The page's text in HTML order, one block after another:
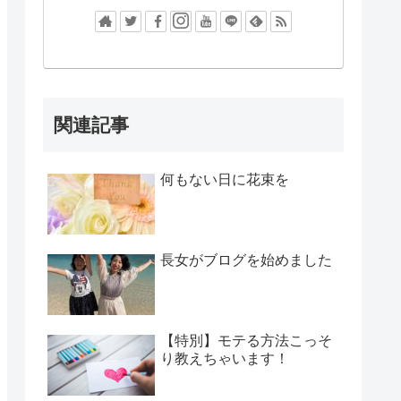
関連記事
何もない日に花束を
長女がブログを始めました
【特別】モテる方法こっそ
り教えちゃいます！